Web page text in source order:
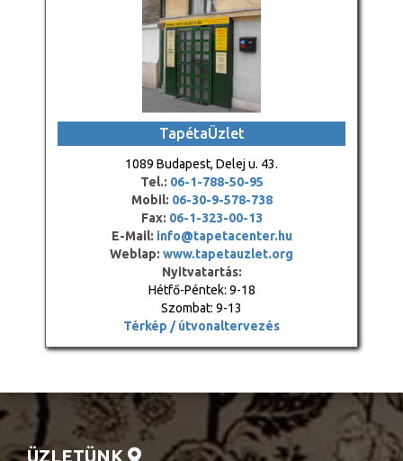
TapétaÜzlet
1089 Budapest, Delej u. 43.
Tel.: 06-1-788-50-95
Mobil: 06-30-9-578-738
Fax: 06-1-323-00-13
E-Mail: info@tapetacenter.hu
Weblap: www.tapetauzlet.org
Nyitvatartás:
Hétfő-Péntek: 9-18
Szombat: 9-13
Térkép / útvonaltervezés
ÜZLETÜNK